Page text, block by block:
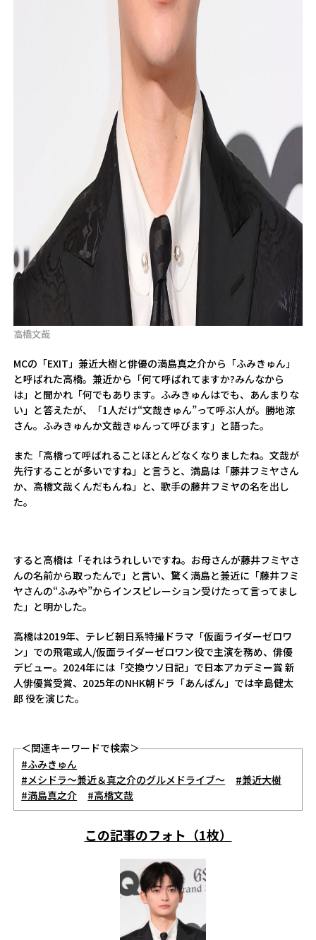
高橋文哉
MCの「EXIT」兼近大樹と俳優の満島真之介から「ふみきゅん」
と呼ばれた高橋。兼近から「何て呼ばれてますか?みんなから
は」と聞かれ「何でもあります。ふみきゅんはでも、あんまりな
い」と答えたが、「1人だけ“文哉きゅん”って呼ぶ人が。勝地涼
さん。ふみきゅんか文哉きゅんって呼びます」と語った。
また「高橋って呼ばれることほとんどなくなりましたね。文哉が
先行することが多いですね」と言うと、満島は「藤井フミヤさん
か、高橋文哉くんだもんね」と、歌手の藤井フミヤの名を出し
た。
すると高橋は「それはうれしいですね。お母さんが藤井フミヤさ
んの名前から取ったんで」と言い、驚く満島と兼近に「藤井フミ
ヤさんの“ふみや”からインスピレーション受けたって言ってまし
た」と明かした。
高橋は2019年、テレビ朝日系特撮ドラマ「仮面ライダーゼロワ
ン」での飛電或人/仮面ライダーゼロワン役で主演を務め、俳優
デビュー。2024年には「交換ウソ日記」で日本アカデミー賞 新
人俳優賞受賞、2025年のNHK朝ドラ「あんぱん」では辛島健太
郎 役を演じた。
＜関連キーワードで検索＞
#ふみきゅん
#メシドラ～兼近＆真之介のグルメドライブ～
#兼近大樹
#満島真之介
#高橋文哉
この記事のフォト（1枚）